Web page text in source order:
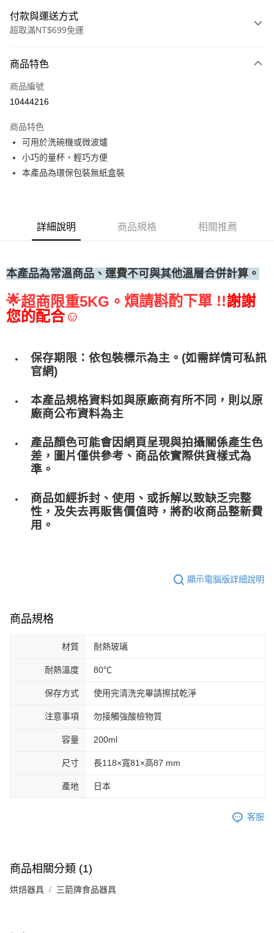
付款與運送方式
超取滿NT$699免運
信用卡一次付款
Apple Pay
運送方式
• 付款後全家取貨
每筆NT$60，滿NT$699(含以上)免運費
(請點開選項勾選)
每筆NT$250
商品特色
商品編號
10444216
商品特色
可用於洗碗機或微波爐
小巧的量杯，輕巧方便
本產品為環保包裝無紙盒裝
詳細說明 商品規格 相關推薦
本產品為常溫商品、運費不可與其他溫層合併計算。
🌟超商限重5KG。 煩請斟酌下單 !!謝謝
您的配合☺
保存期限：依包裝標示為主。(如需詳情可私訊
官網)
本產品規格資料如與原廠商有所不同，則以原
廠商公布資料為主
產品顏色可能會因網頁呈現與拍攝關係產生色
差，圖片僅供參考、商品依實際供貨樣式為
準。
商品如經拆封、使用、或拆解以致缺乏完整
性，及失去再販售價值時，將酌收商品整﻿新費
用。
顯示電腦版詳細說明
商品規格
材質 耐熱玻璃
耐熱溫度 80℃
保存方式 使用完清洗完畢請擦拭乾淨
注意事項 勿接觸強酸檢物質
容量 200ml
尺寸 長118×寬81×高87 mm
產地 日本
客服
商品相關分類 (1)
烘焙器具 三箭牌食品器具